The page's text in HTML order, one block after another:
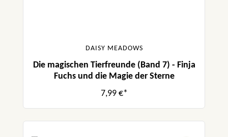
DAISY MEADOWS
Die magischen Tierfreunde (Band 7) - Finja
Fuchs und die Magie der Sterne
7,99 €*